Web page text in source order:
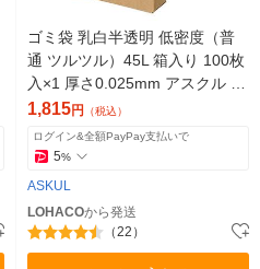
ゴミ袋 乳白半透明 低密度（普
通 ツルツル）45L 箱入り 100枚
入×1 厚さ0.025mm アスクル オ
リジナル
1,815円 （税込）
ログイン&全額PayPay支払いで
5%
ASKUL
LOHACOから発送
（22）